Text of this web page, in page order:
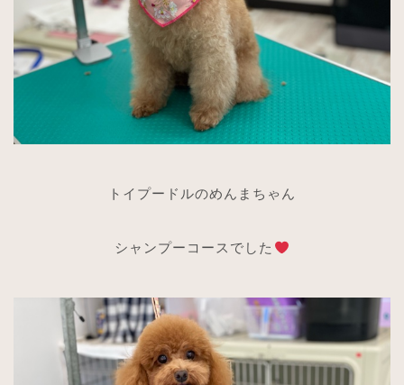
トイプードルのめんまちゃん
シャンプーコースでした